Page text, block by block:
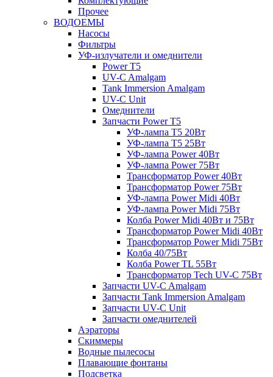
Прочее
ВОДОЕМЫ
Насосы
Фильтры
УФ-излучатели и омеднители
Power T5
UV-C Amalgam
Tank Immersion Amalgam
UV-C Unit
Омеднители
Запчасти Power T5
УФ-лампа T5 20Вт
УФ-лампа T5 25Вт
УФ-лампа Power 40Вт
УФ-лампа Power 75Вт
Трансформатор Power 40Вт
Трансформатор Power 75Вт
УФ-лампа Power Midi 40Вт
УФ-лампа Power Midi 75Вт
Колба Power Midi 40Вт и 75Вт
Трансформатор Power Midi 40Вт
Трансформатор Power Midi 75Вт
Колба 40/75Вт
Колба Power TL 55Вт
Трансформатор Tech UV-C 75Вт
Запчасти UV-C Amalgam
Запчасти Tank Immersion Amalgam
Запчасти UV-C Unit
Запчасти омеднителей
Аэраторы
Cкиммеры
Водные пылесосы
Плавающие фонтаны
Подсветка